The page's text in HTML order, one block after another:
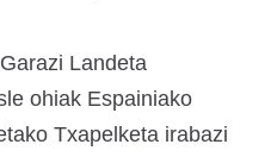
Landeta
ohiak Espainiako
Txapelketa irabazi